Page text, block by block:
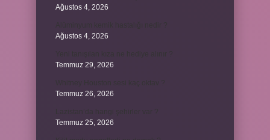
Ağustos 4, 2026
Ağustos 4, 2026
Temmuz 29, 2026
Temmuz 26, 2026
Temmuz 25, 2026